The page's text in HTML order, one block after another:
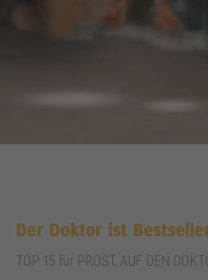
Der Doktor ist
TOP 15 für PROST, AUF DEN